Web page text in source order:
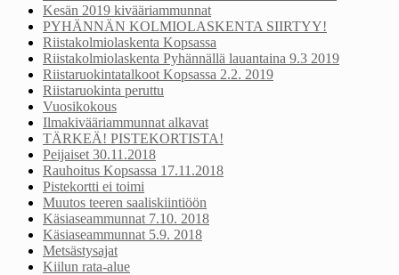
Kesän 2019 kivääriammunnat
PYHÄNNÄN KOLMIOLASKENTA SIIRTYY!
Riistakolmiolaskenta Kopsassa
Riistakolmiolaskenta Pyhännällä lauantaina 9.3 2019
Riistaruokintatalkoot Kopsassa 2.2. 2019
Riistaruokinta peruttu
Vuosikokous
Ilmakivääriammunnat alkavat
TÄRKEÄ! PISTEKORTISTA!
Peijaiset 30.11.2018
Rauhoitus Kopsassa 17.11.2018
Pistekortti ei toimi
Muutos teeren saaliskiintiöön
Käsiaseammunnat 7.10. 2018
Käsiaseammunnat 5.9. 2018
Metsästysajat
Kiilun rata-alue